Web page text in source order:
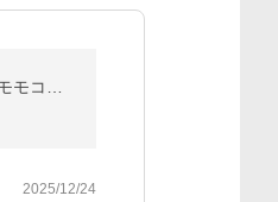
2025/12/24